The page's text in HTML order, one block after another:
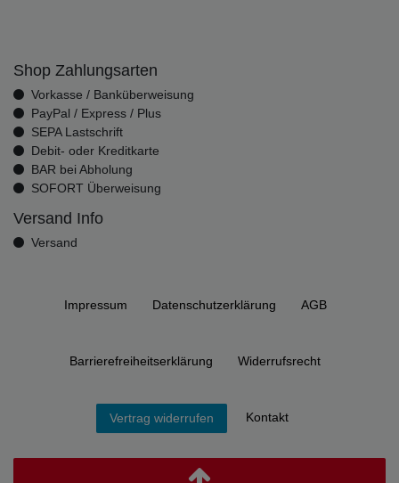
Shop Zahlungsarten
Vorkasse / Banküberweisung
PayPal / Express / Plus
SEPA Lastschrift
Debit- oder Kreditkarte
BAR bei Abholung
SOFORT Überweisung
Versand Info
Versand
Impressum Daten­schutz­erklärung AGB
Barrierefreiheitserklärung Widerrufs­recht
Vertrag widerrufen Kontakt